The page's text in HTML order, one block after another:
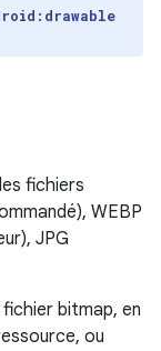
fichiers
WEBP
JPG
bitmap, en
ou